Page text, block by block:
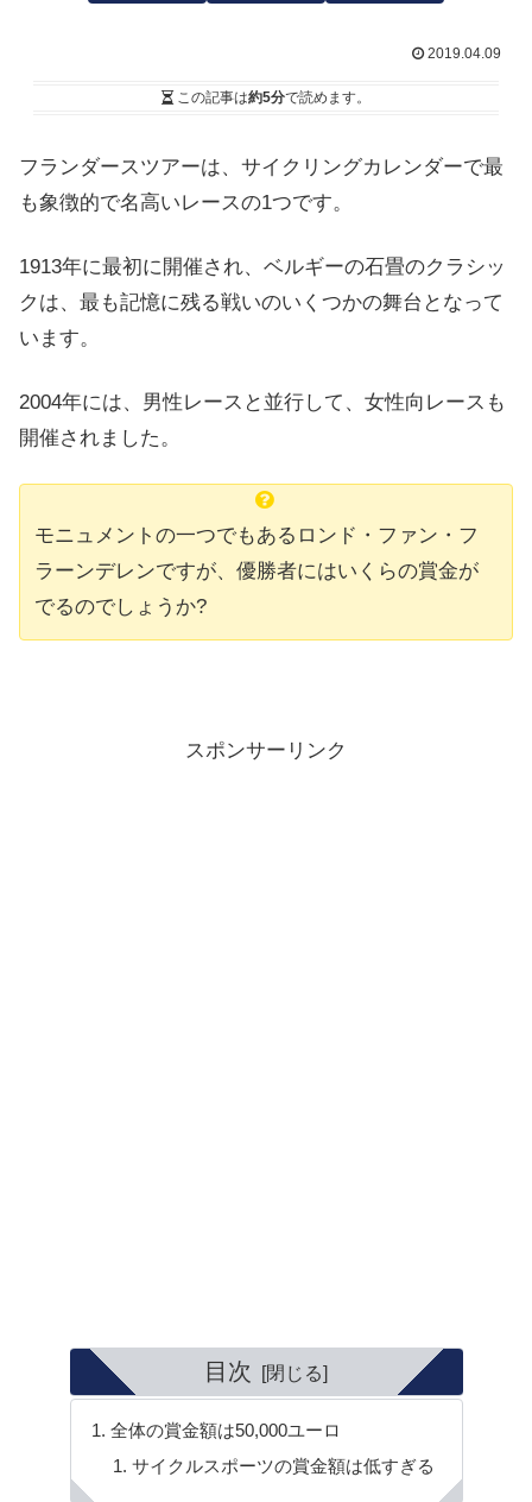
2019.04.09
この記事は約5分で読めます。
フランダースツアーは、サイクリングカレンダーで最
も象徴的で名高いレースの1つです。
1913年に最初に開催され、ベルギーの石畳のクラシッ
クは、最も記憶に残る戦いのいくつかの舞台となって
います。
2004年には、男性レースと並行して、女性向レースも
開催されました。
モニュメントの一つでもあるロンド・ファン・フ
ラーンデレンですが、優勝者にはいくらの賞金が
でるのでしょうか?
スポンサーリンク
目次
全体の賞金額は50,000ユーロ
サイクルスポーツの賞金額は低すぎる